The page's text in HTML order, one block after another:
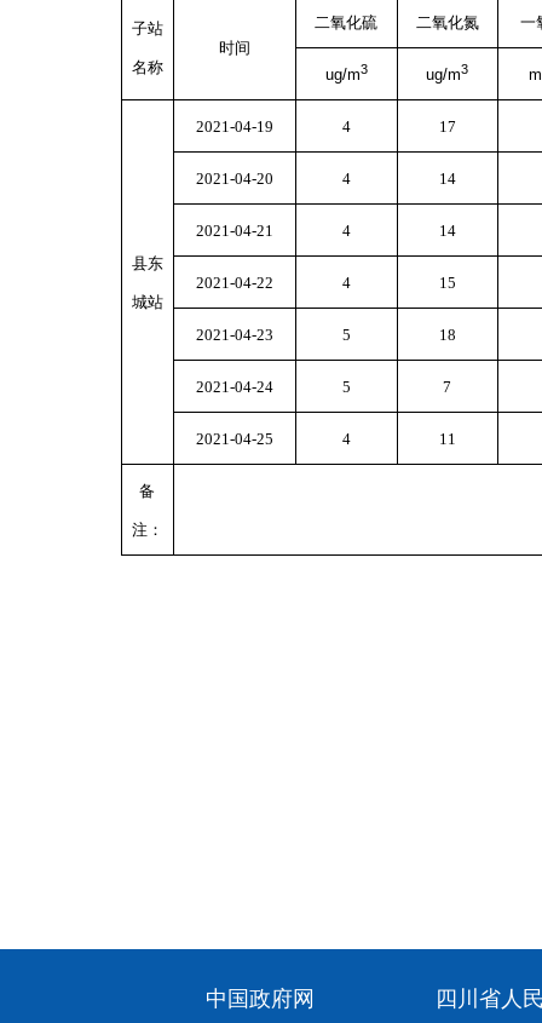
子站
名称
时间
二氧化硫 二氧化氮 一
ug/m3 ug/m3
县东
城站
2021-04-19 4 17
2021-04-20 4 14
2021-04-21 4 14
2021-04-22 4 15
2021-04-23 5 18
2021-04-24 5 7
2021-04-25 4 11
备
注：
中国政府网 四川省人